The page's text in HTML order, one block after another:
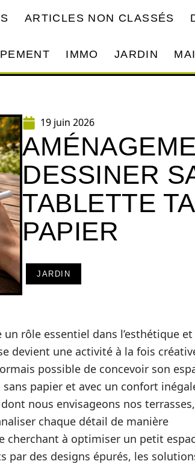
ARTICLES NON CLASSÉS
IMMO JARDIN
19 juin 2026
DESSINER
TABLETTE
PAPIER
JARDIN
rôle essentiel dans l’esthétique et
devient une activité à la fois
possible de concevoir son
papier et avec un confort
nous envisageons nos terrasses,
chaque détail de manière
cherchant à optimiser un petit
par des designs épurés, les